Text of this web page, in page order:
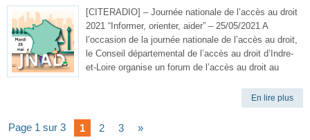
[CITERADIO] – Journée nationale de l’accès au droit
2021 “Informer, orienter, aider” – 25/05/2021 A
l’occasion de la journée nationale de l’accès au droit,
le Conseil départemental de l’accès au droit d’Indre-
et-Loire organise un forum de l’accès au droit au
En lire plus
Page 1 sur 3 1 2 3 »